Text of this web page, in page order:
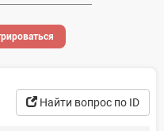
Найти вопрос по ID